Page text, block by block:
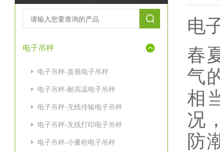
电子吊秤
电子吊秤-直视电子吊秤
电子吊秤-耐高温电子吊秤
电子吊秤-无线传输电子吊秤
电子吊秤-无线打印电子吊秤
电子吊秤-小量程电子吊秤
电
春
气
相
况
防